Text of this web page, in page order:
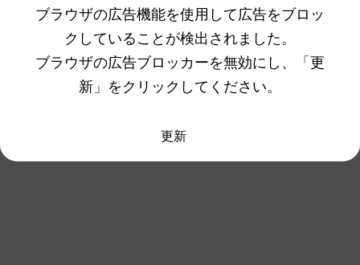
ブラウザの広告機能を使用して広告をブロッ
クしていることが検出されました。
ブラウザの広告ブロッカーを無効にし、「更
新」をクリックしてください。
更新